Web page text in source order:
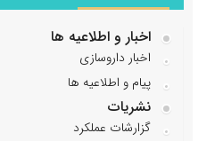
اخبار و اطلاعیه ها
اخبار داروسازی
پیام و اطلاعیه ها
نشریات
گزارشات عملکرد